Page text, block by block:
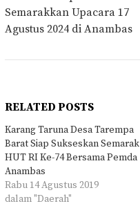
Semarakkan Upacara 17
Agustus 2024 di Anambas
RELATED POSTS
Karang Taruna Desa Tarempa
Barat Siap Sukseskan Semarak
HUT RI Ke-74 Bersama Pemda
Anambas
Rabu 14 Agustus 2019
dalam "Daerah"